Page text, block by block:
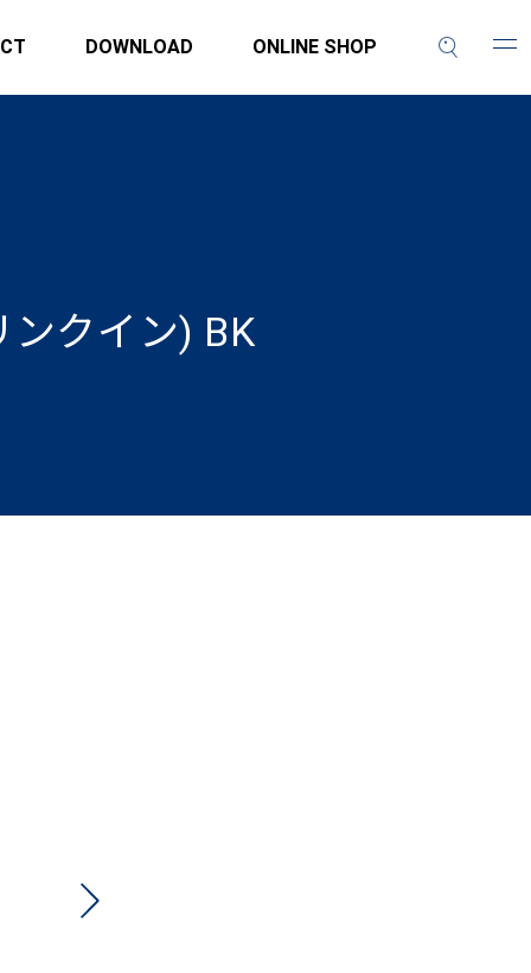
DOWNLOAD ONLINE SHOP
ンクイン) BK